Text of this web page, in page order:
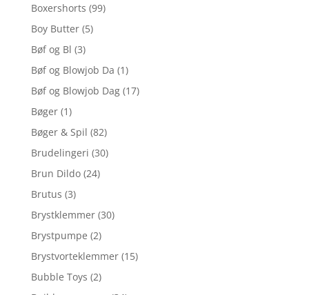
Boxershorts (99)
Boy Butter (5)
Bøf og Bl (3)
Bøf og Blowjob Da (1)
Bøf og Blowjob Dag (17)
Bøger (1)
Bøger & Spil (82)
Brudelingeri (30)
Brun Dildo (24)
Brutus (3)
Brystklemmer (30)
Brystpumpe (2)
Brystvorteklemmer (15)
Bubble Toys (2)